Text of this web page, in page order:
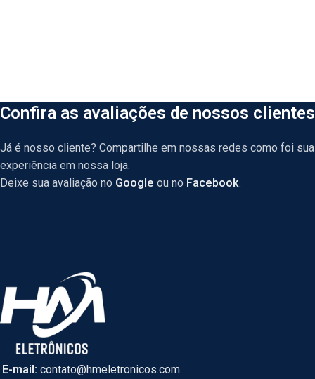
Confira as avaliações de nossos clientes
Já é nosso cliente? Compartilhe em nossas redes como foi sua
experiência em nossa loja.
Deixe sua avaliação no Google ou no Facebook.
E-mail: contato@hmeletronicos.com